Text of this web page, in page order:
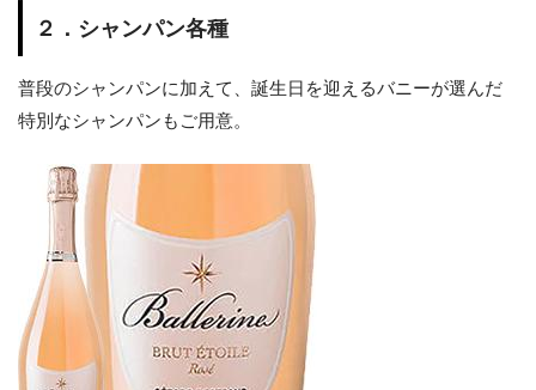
２．シャンパン各種
普段のシャンパンに加えて、誕生日を迎えるバニーが選んだ
特別なシャンパンもご用意。